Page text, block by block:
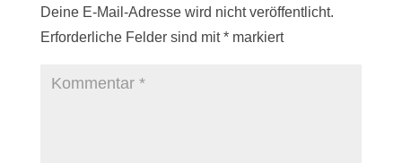
Deine E-Mail-Adresse wird nicht veröffentlicht.
Erforderliche Felder sind mit*markiert